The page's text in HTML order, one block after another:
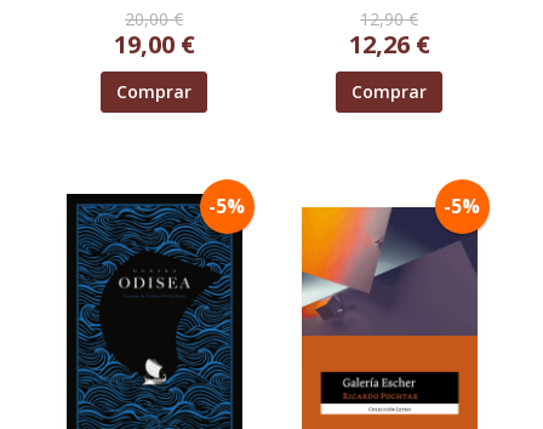
20,00 €
19,00 €
Comprar
12,90 €
12,26 €
Comprar
-5% -5%